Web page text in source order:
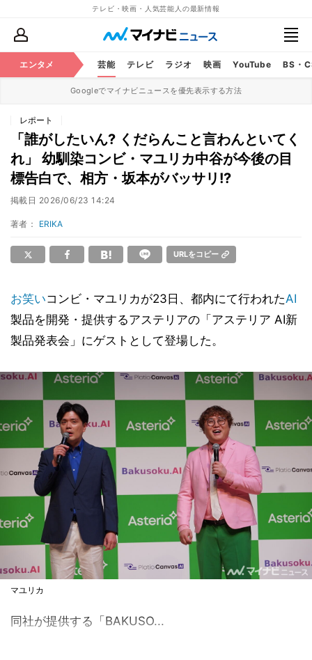
テレビ・映画・人気芸能人の最新情報
エンタメ 芸能 テレビ ラジオ 映画 YouTube BS・
Googleでマイナビニュースを優先表示する方法
レポート
「誰がしたいん? くだらんこと言わんといてく
れ」 幼馴染コンビ・マユリカ中谷が今後の目
標告白で、相方・坂本がバッサリ!?
掲載日 2026/06/23 14:24
著者： ERIKA
URLをコピー
お笑いコンビ・マユリカが23日、都内にて行われたAI
製品を開発・提供するアステリアの「アステリア AI新
製品発表会」にゲストとして登場した。
マユリカ
同社が提供する「BAKUSO...